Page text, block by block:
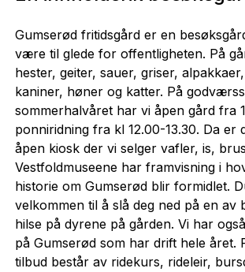
Gumserød fritidsgård er en
være til glede for offentligheten. På
hester, geiter, sauer, griser,
kaniner, høner og katter. På
sommerhalvåret har vi åpen gård fra
ponniridning fra kl 12.00-13.30. Da er
åpen kiosk der vi selger vafler, is,
Vestfoldmuseene har framvisning i
historie om Gumserød blir formidlet.
velkommen til å slå deg ned på en av
hilse på dyrene på gården. Vi har
på Gumserød som har drift hele året.
tilbud består av ridekurs, rideleir,